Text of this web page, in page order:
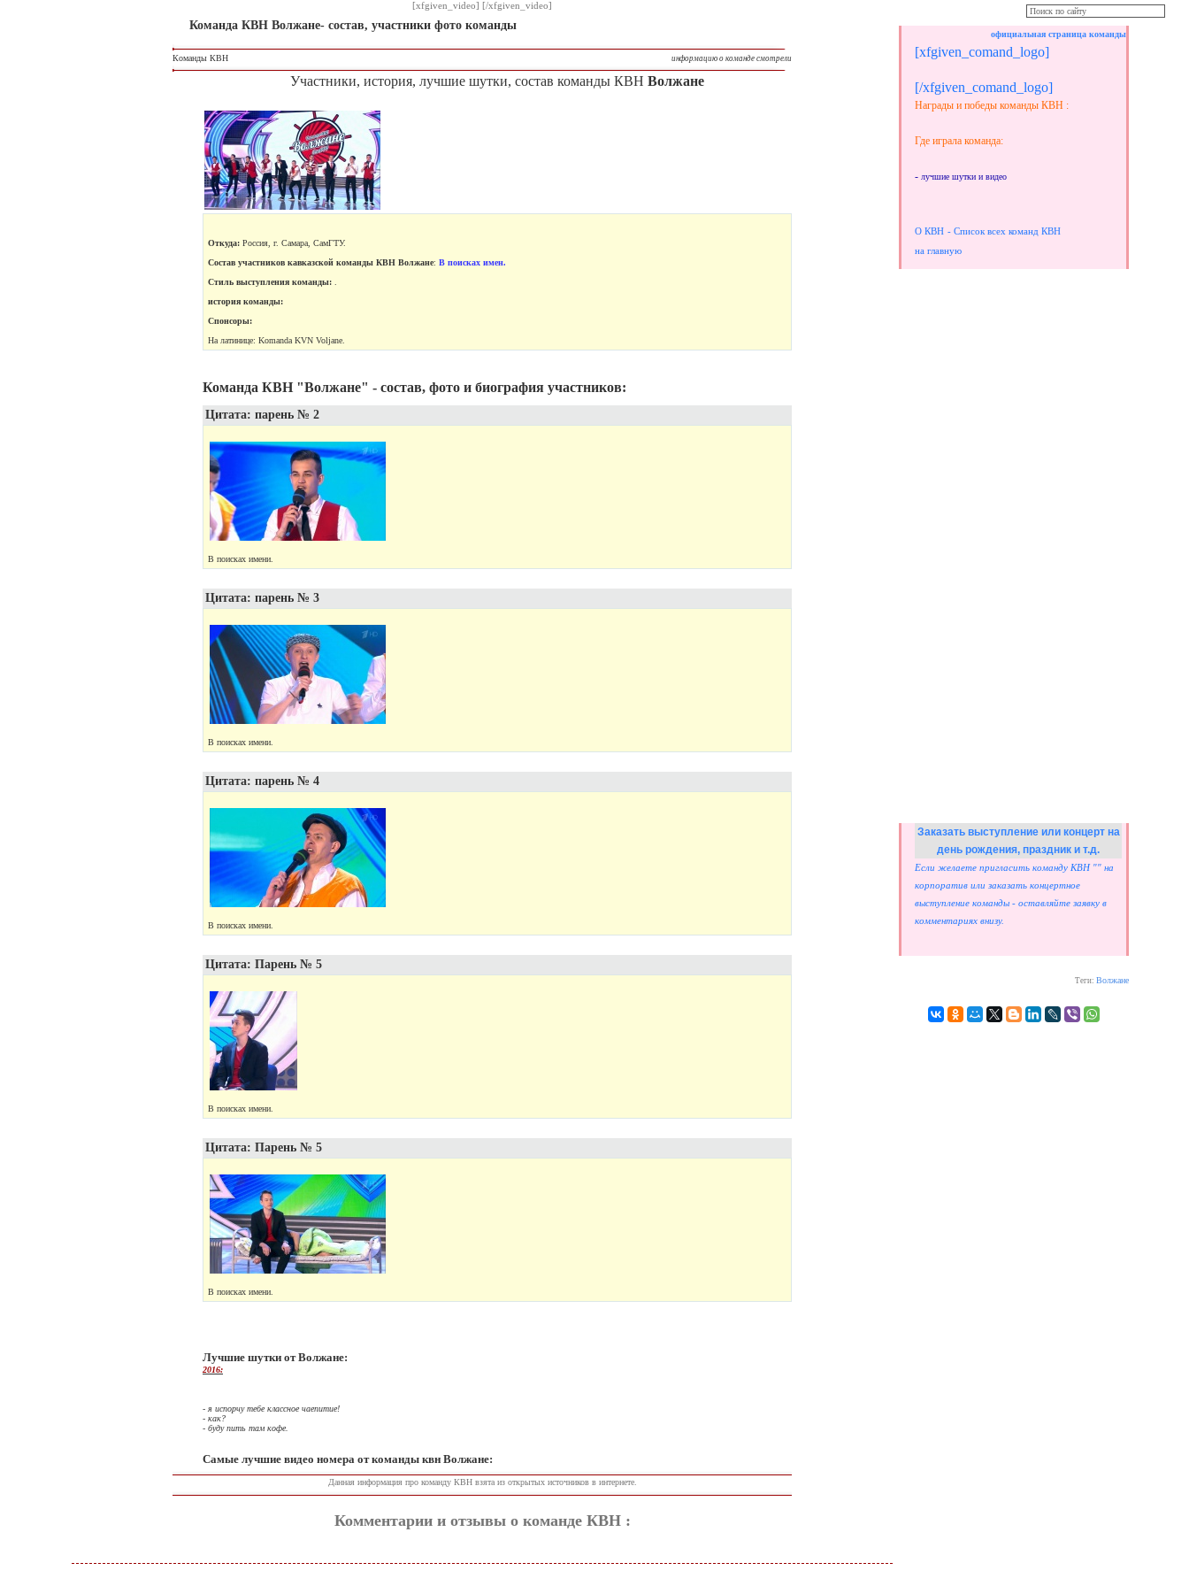
[xfgiven_video] [/xfgiven_video]
Команда КВН Волжане- состав, участники фото команды
Команды КВН информацию о команде смотрели
Участники, история, лучшие шутки, состав команды КВН Волжане
Откуда: Россия, г. Самара, СамГТУ.
Состав участников кавказской команды КВН Волжане: В поисках имен.
Стиль выступления команды:
история команды:
Спонсоры:
На латинице: Komanda KVN Voljane.
Команда КВН "Волжане" - состав, фото и биография участников:
Цитата: парень № 2
В поисках имени.
Цитата: парень № 3
В поисках имени.
Цитата: парень № 4
В поисках имени.
Цитата: Парень № 5
В поисках имени.
Цитата: Парень № 5
В поисках имени.
Лучшие шутки от Волжане:
2016:
- я испорчу тебе классное чаепитие!
- как?
- буду пить там кофе.
Самые лучшие видео номера от команды квн Волжане:
Данная информация про команду КВН взята из открытых источников в интернете.
Комментарии и отзывы о команде КВН :
официальная страница команды
[xfgiven_comand_logo]
[/xfgiven_comand_logo]
Награды и победы команды КВН :
Где играла команда:
- лучшие шутки и видео
О КВН - Список всех команд КВН
на главную
Заказать выступление или концерт на
день рождения, праздник и т.д.
Если желаете пригласить команду КВН "" на
корпоратив или заказать концертное
выступление команды - оставляйте заявку в
комментариях внизу.
Теги: Волжане